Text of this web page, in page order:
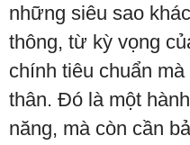
những siêu sao
thông, từ kỳ vọng
chính tiêu chuẩn
thân. Đó là một
năng, mà còn cần